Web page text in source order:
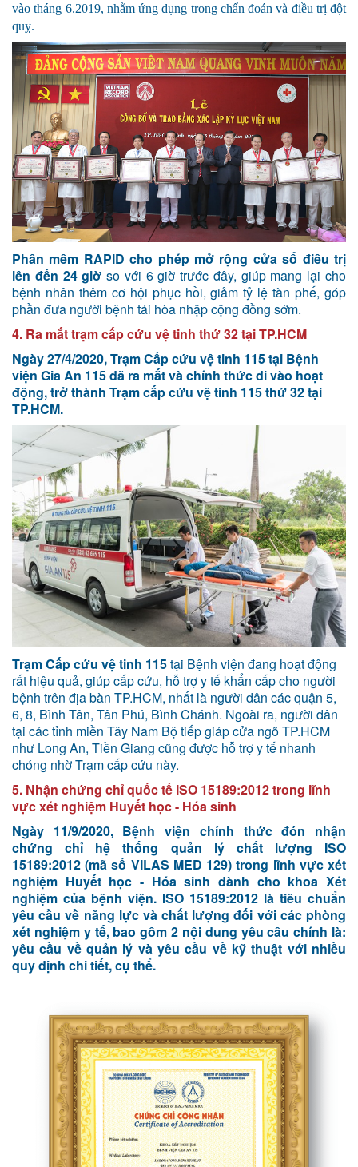
vào tháng 6.2019, nhằm ứng dụng trong chẩn đoán và điều trị đột
quỵ.
Phần mềm RAPID cho phép mở rộng cửa sổ điều trị
lên đến 24 giờ so với 6 giờ trước đây, giúp mang lại cho
bệnh nhân thêm cơ hội phục hồi, giảm tỷ lệ tàn phế, góp
phần đưa người bệnh tái hòa nhập cộng đồng sớm.
4. Ra mắt trạm cấp cứu vệ tinh thứ 32 tại TP.HCM
Ngày 27/4/2020, Trạm Cấp cứu vệ tinh 115 tại Bệnh
viện Gia An 115 đã ra mắt và chính thức đi vào hoạt
động, trở thành Trạm cấp cứu vệ tinh 115 thứ 32 tại
TP.HCM.
Trạm Cấp cứu vệ tinh 115tại Bệnh viện đang hoạt động
rất hiệu quả, giúp cấp cứu, hỗ trợ y tế khẩn cấp cho người
bệnh trên địa bàn TP.HCM, nhất là người dân các quận 5,
6, 8, Bình Tân, Tân Phú, Bình Chánh. Ngoài ra, người dân
tại các tỉnh miền Tây Nam Bộ tiếp giáp cửa ngõ TP.HCM
như Long An, Tiền Giang cũng được hỗ trợ y tế nhanh
chóng nhờ Trạm cấp cứu này.
5. Nhận chứng chỉ quốc tế ISO 15189:2012 trong lĩnh
vực xét nghiệm Huyết học - Hóa sinh
Ngày 11/9/2020, Bệnh viện chính thức đón nhận
chứng chỉ hệ thống quản lý chất lượng ISO
15189:2012 (mã số VILAS MED 129) trong lĩnh vực xét
nghiệm Huyết học - Hóa sinh dành cho khoa Xét
nghiệm của bệnh viện. ISO 15189:2012 là tiêu chuẩn
yêu cầu về năng lực và chất lượng đối với các phòng
xét nghiệm y tế, bao gồm 2 nội dung yêu cầu chính là:
yêu cầu về quản lý và yêu cầu về kỹ thuật với nhiều
quy định chi tiết, cụ thể.